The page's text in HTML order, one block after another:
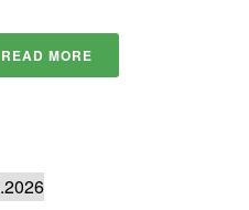
READ MORE